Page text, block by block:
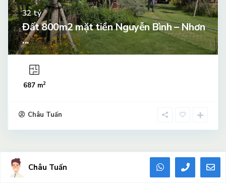
32tỷ
Đất 800m2 mặt tiền Nguyễn Bình – Nhơn
...
687 m2
Châu Tuấn
Tìm kiếm
Châu Tuấn